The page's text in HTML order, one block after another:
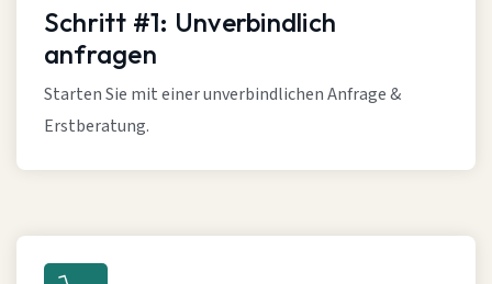
Schritt #1: Unverbindlich
anfragen
Starten Sie mit einer unverbindlichen Anfrage &
Erstberatung.